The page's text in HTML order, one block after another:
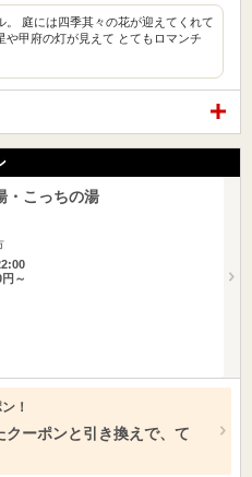
。 庭には四季其々の花が迎えてくれて
や甲府の灯が見えて とてもロマンチ
・こっちの湯
～
！
クーポンと引き換えで、て